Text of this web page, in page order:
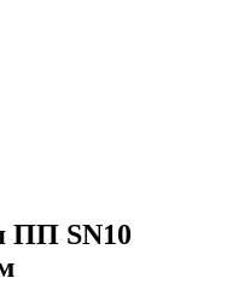
ПП SN10